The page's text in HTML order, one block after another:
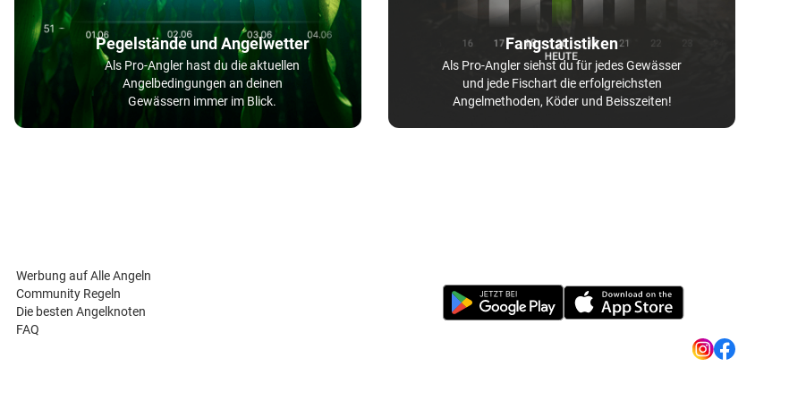
Pegelstände und Angelwetter
Als Pro-Angler hast du die aktuellen
Angelbedingungen an deinen
Gewässern immer im Blick.
Fangstatistiken
Als Pro-Angler siehst du für jedes Gewässer
und jede Fischart die erfolgreichsten
Angelmethoden, Köder und Beisszeiten!
Werbung auf Alle Angeln
Community Regeln
Die besten Angelknoten
FAQ